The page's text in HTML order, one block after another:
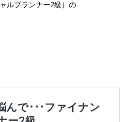
ルプランナー2級）の